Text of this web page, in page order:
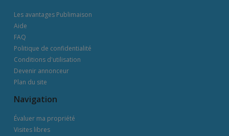
Les avantages Publimaison
Aide
FAQ
Politique de confidentialité
Conditions d'utilisation
Devenir annonceur
Plan du site
Navigation
Évaluer ma propriété
Visites libres